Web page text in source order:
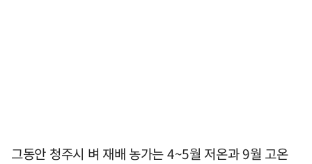
그동안 청주시 벼 재배 농가는 4~5월 저온과 9월 고온